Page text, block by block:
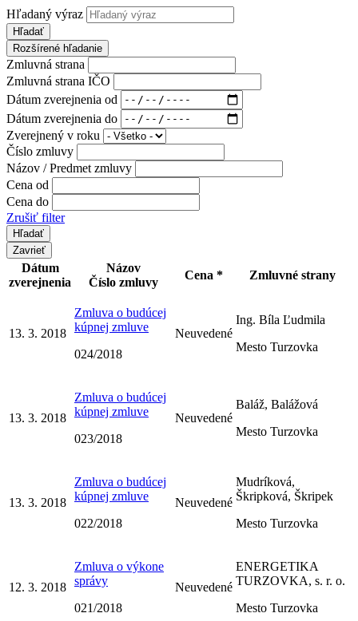
Hľadaný výraz
Hľadať
Rozšírené hľadanie
Zmluvná strana
Zmluvná strana IČO
Dátum zverejnenia od
Dátum zverejnenia do
Zverejnený v roku
Číslo zmluvy
Názov / Predmet zmluvy
Cena od
Cena do
Zrušiť filter
Zavrieť
Dátum
zverejnenia
Názov
Číslo zmluvy
Cena * Zmluvné strany
13. 3. 2018
Zmluva o budúcej
kúpnej zmluve
024/2018
Neuvedené
Ing. Bíla Ľudmila
Mesto Turzovka
13. 3. 2018
Zmluva o budúcej
kúpnej zmluve
023/2018
Neuvedené
Baláž, Balážová
Mesto Turzovka
13. 3. 2018
Zmluva o budúcej
kúpnej zmluve
022/2018
Neuvedené
Mudríková,
Škripková, Škripek
Mesto Turzovka
12. 3. 2018
Zmluva o výkone
správy
021/2018
Neuvedené
ENERGETIKA
TURZOVKA, s. r. o.
Mesto Turzovka